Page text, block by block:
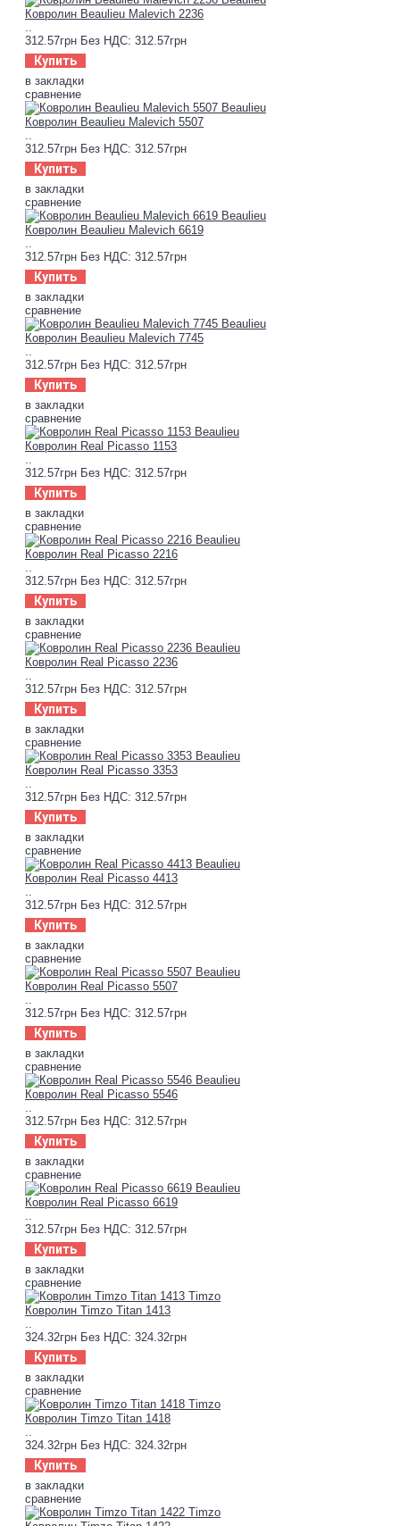
Ковролин Beaulieu Malevich 2236
312.57грн Без НДС: 312.57грн
Купить
в закладки
сравнение
Ковролин Beaulieu Malevich 5507
312.57грн Без НДС: 312.57грн
Купить
в закладки
сравнение
Ковролин Beaulieu Malevich 6619
312.57грн Без НДС: 312.57грн
Купить
в закладки
сравнение
Ковролин Beaulieu Malevich 7745
312.57грн Без НДС: 312.57грн
Купить
в закладки
сравнение
Ковролин Real Picasso 1153
312.57грн Без НДС: 312.57грн
Купить
в закладки
сравнение
Ковролин Real Picasso 2216
312.57грн Без НДС: 312.57грн
Купить
в закладки
сравнение
Ковролин Real Picasso 2236
312.57грн Без НДС: 312.57грн
Купить
в закладки
сравнение
Ковролин Real Picasso 3353
312.57грн Без НДС: 312.57грн
Купить
в закладки
сравнение
Ковролин Real Picasso 4413
312.57грн Без НДС: 312.57грн
Купить
в закладки
сравнение
Ковролин Real Picasso 5507
312.57грн Без НДС: 312.57грн
Купить
в закладки
сравнение
Ковролин Real Picasso 5546
312.57грн Без НДС: 312.57грн
Купить
в закладки
сравнение
Ковролин Real Picasso 6619
312.57грн Без НДС: 312.57грн
Купить
в закладки
сравнение
Ковролин Timzo Titan 1413
324.32грн Без НДС: 324.32грн
Купить
в закладки
сравнение
Ковролин Timzo Titan 1418
324.32грн Без НДС: 324.32грн
Купить
в закладки
сравнение